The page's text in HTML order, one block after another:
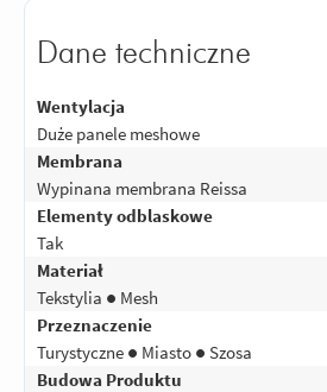
całkiem nie głupia opcja
niebo lepsza niż zwykły
2024-09-10 09:27:49 | Autor: Motobanda Sklep
Hej, dzięki za opinię,
tabelę rozmiarów :)
Dane techniczne
Wentylacja
Duże panele meshowe
Membrana
Wypinana membrana Reissa
Elementy odblaskowe
Tak
Materiał
Tekstylia ● Mesh
Przeznaczenie
Turystyczne ● Miasto ● Szosa
Budowa Produktu